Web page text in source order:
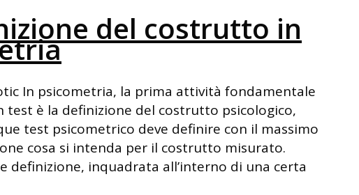
del costrutto in
In psicometria, la prima attività fondamentale
test è la definizione del costrutto psicologico,
test psicometrico deve definire con il massimo
cosa si intenda per il costrutto misurato.
definizione, inquadrata all’interno di una certa